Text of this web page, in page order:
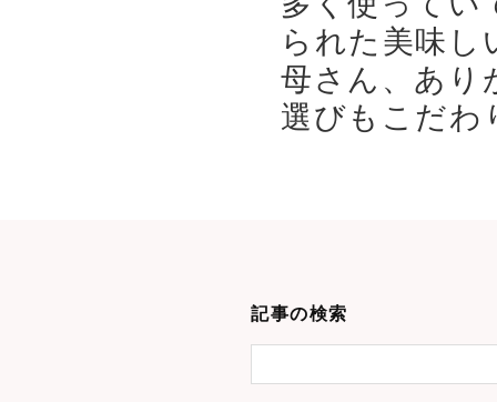
られた美味
母さん、あり
選びもこだ
記事の検索